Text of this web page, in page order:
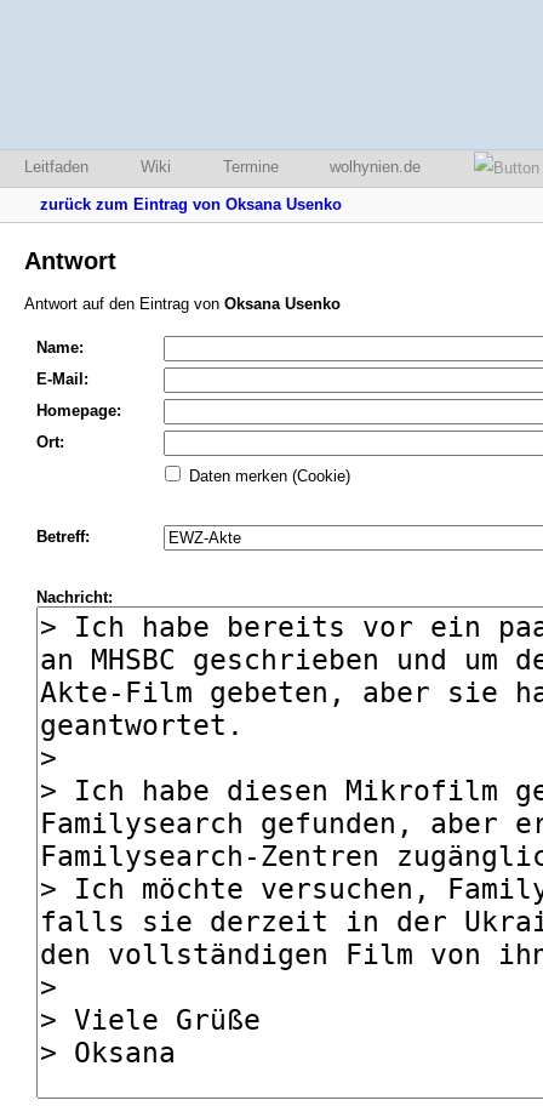
Leitfaden Wiki Termine wolhynien.de
zurück zum Eintrag von Oksana Usenko
Antwort
Antwort auf den Eintrag von Oksana Usenko
Name:
E-Mail:
Homepage:
Ort:
Daten merken (Cookie)
Betreff:
Nachricht: